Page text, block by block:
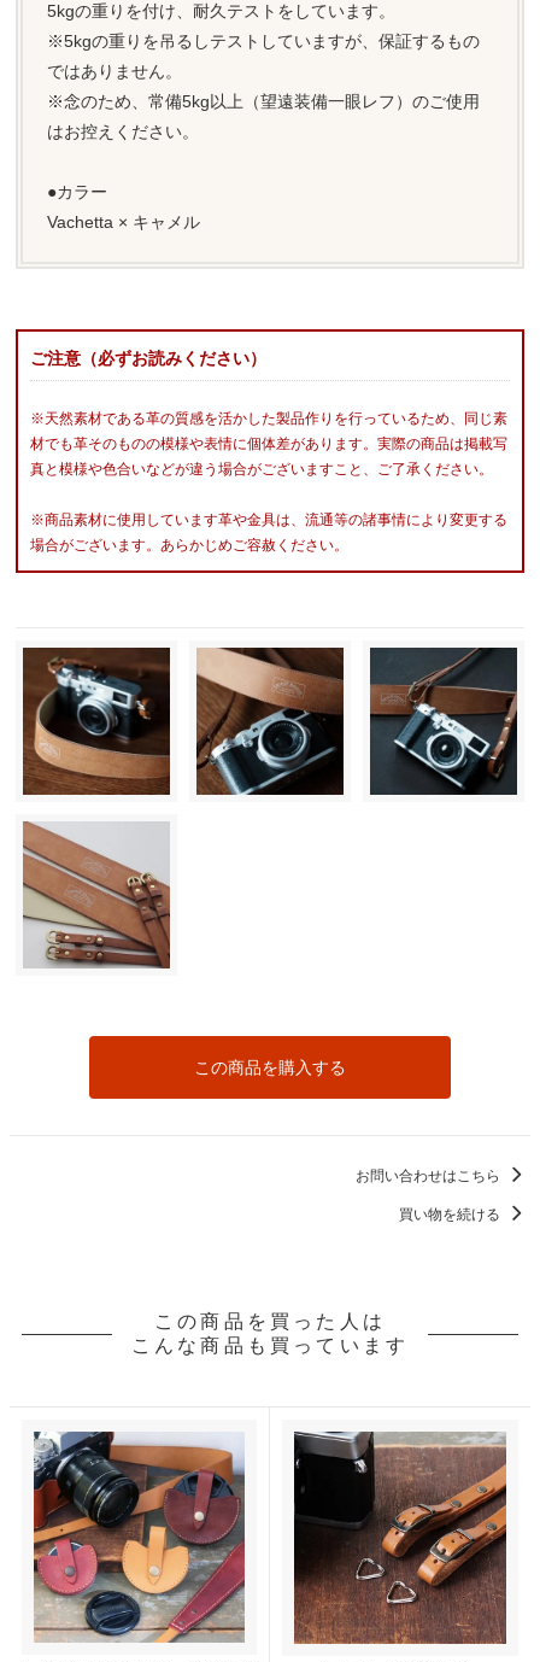
5kgの重りを付け、耐久テストをしています。
※5kgの重りを吊るしテストしていますが、保証するもの
ではありません。
※念のため、常備5kg以上（望遠装備一眼レフ）のご使用
はお控えください。
●カラー
Vachetta × キャメル
ご注意（必ずお読みください）
※天然素材である革の質感を活かした製品作りを行っているため、同じ素
材でも革そのものの模様や表情に個体差があります。実際の商品は掲載写
真と模様や色合いなどが違う場合がございますこと、ご了承ください。
※商品素材に使用しています革や金具は、流通等の諸事情により変更する
場合がございます。あらかじめご容赦ください。
この商品を購入する
お問い合わせはこちら
買い物を続ける
この商品を買った人は
こんな商品も買っています